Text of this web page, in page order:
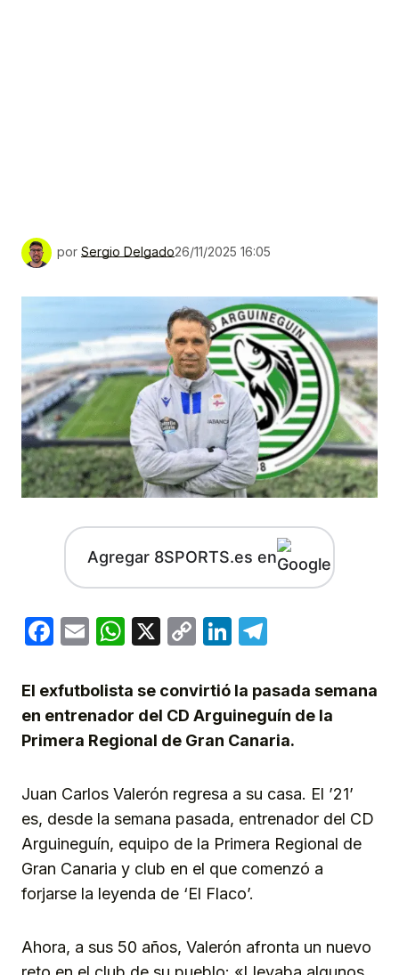
por Sergio Delgado26/11/2025 16:05
Agregar 8SPORTS.es en
Facebook
EmailWhatsApp
X
CopyLinkedIn
El exfutbolista se convirtió la pasada semana
en entrenador del CD Arguineguín de la
Primera Regional de Gran Canaria.
Juan Carlos Valerón regresa a su casa. El ’21’
es, desde la semana pasada, entrenador del CD
Arguineguín, equipo de la Primera Regional de
Gran Canaria y club en el que comenzó a
forjarse la leyenda de ‘El Flaco’.
Ahora, a sus 50 años, Valerón afronta un nuevo